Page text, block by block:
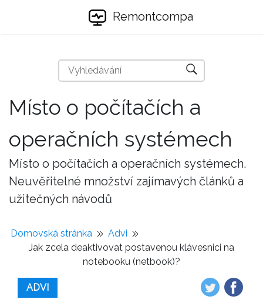
Remontcompa
Místo o počítačích a
operačních systémech
Místo o počítačích a operačních systémech.
Neuvěřitelné množství zajímavých článků a
užitečných návodů
Domovská stránka
Advi
Jak zcela deaktivovat postavenou klávesnici na
notebooku (netbook)?
ADVI